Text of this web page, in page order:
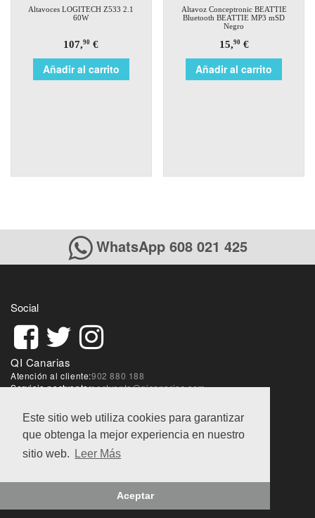
Este sitio web utiliza cookies para garantizar
que obtenga la mejor experiencia en nuestro
sitio web.
Leer Más
Aceptar
Altavoces LOGITECH Z533 2.1
60W
107,90 €
Añadir al carrito
Altavoz Conceptronic BEATTIE
Bluetooth BEATTIE MP3 mSD
Negro
15,90€
Añadir al carrito
WhatsApp 608 021 425
Social
QI Canarias
Atención al cliente:902 880 188
Servicio postventa:postventa@qicanarias.com
Condiciones de ventas|Aviso Legal|Política de
privacidad
@QI World 2018